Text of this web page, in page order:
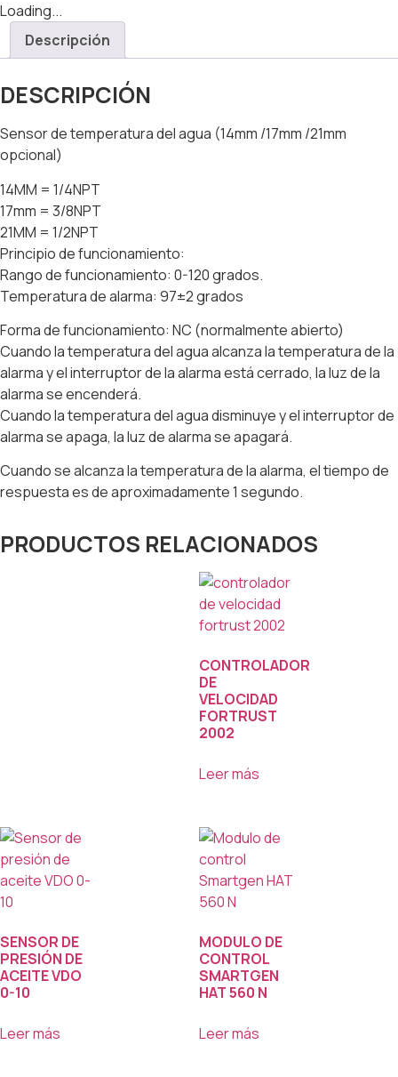
Loading...
Descripción
DESCRIPCIÓN
Sensor de temperatura del agua (14mm /17mm /21mm
opcional)
14MM = 1/4NPT
17mm = 3/8NPT
21MM = 1/2NPT
Principio de funcionamiento:
Rango de funcionamiento: 0-120 grados.
Temperatura de alarma: 97±2 grados
Forma de funcionamiento: NC (normalmente abierto)
Cuando la temperatura del agua alcanza la temperatura de la
alarma y el interruptor de la alarma está cerrado, la luz de la
alarma se encenderá.
Cuando la temperatura del agua disminuye y el interruptor de
alarma se apaga, la luz de alarma se apagará.
Cuando se alcanza la temperatura de la alarma, el tiempo de
respuesta es de aproximadamente 1 segundo.
PRODUCTOS RELACIONADOS
CONTROLADOR
DE
VELOCIDAD
FORTRUST
2002
Leer más
SENSOR DE
PRESIÓN DE
ACEITE VDO
0-10
Leer más
MODULO DE
CONTROL
SMARTGEN
HAT 560 N
Leer más